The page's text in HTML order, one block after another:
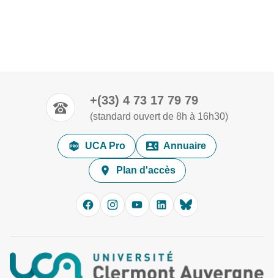
+(33) 4 73 17 79 79
(standard ouvert de 8h à 16h30)
UCA Pro Annuaire
Plan d'accès